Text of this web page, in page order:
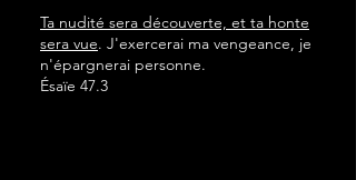
Ta nudité sera découverte, et ta honte
sera vue. J'exercerai ma vengeance, je
n'épargnerai personne.
Ésaïe 47.3